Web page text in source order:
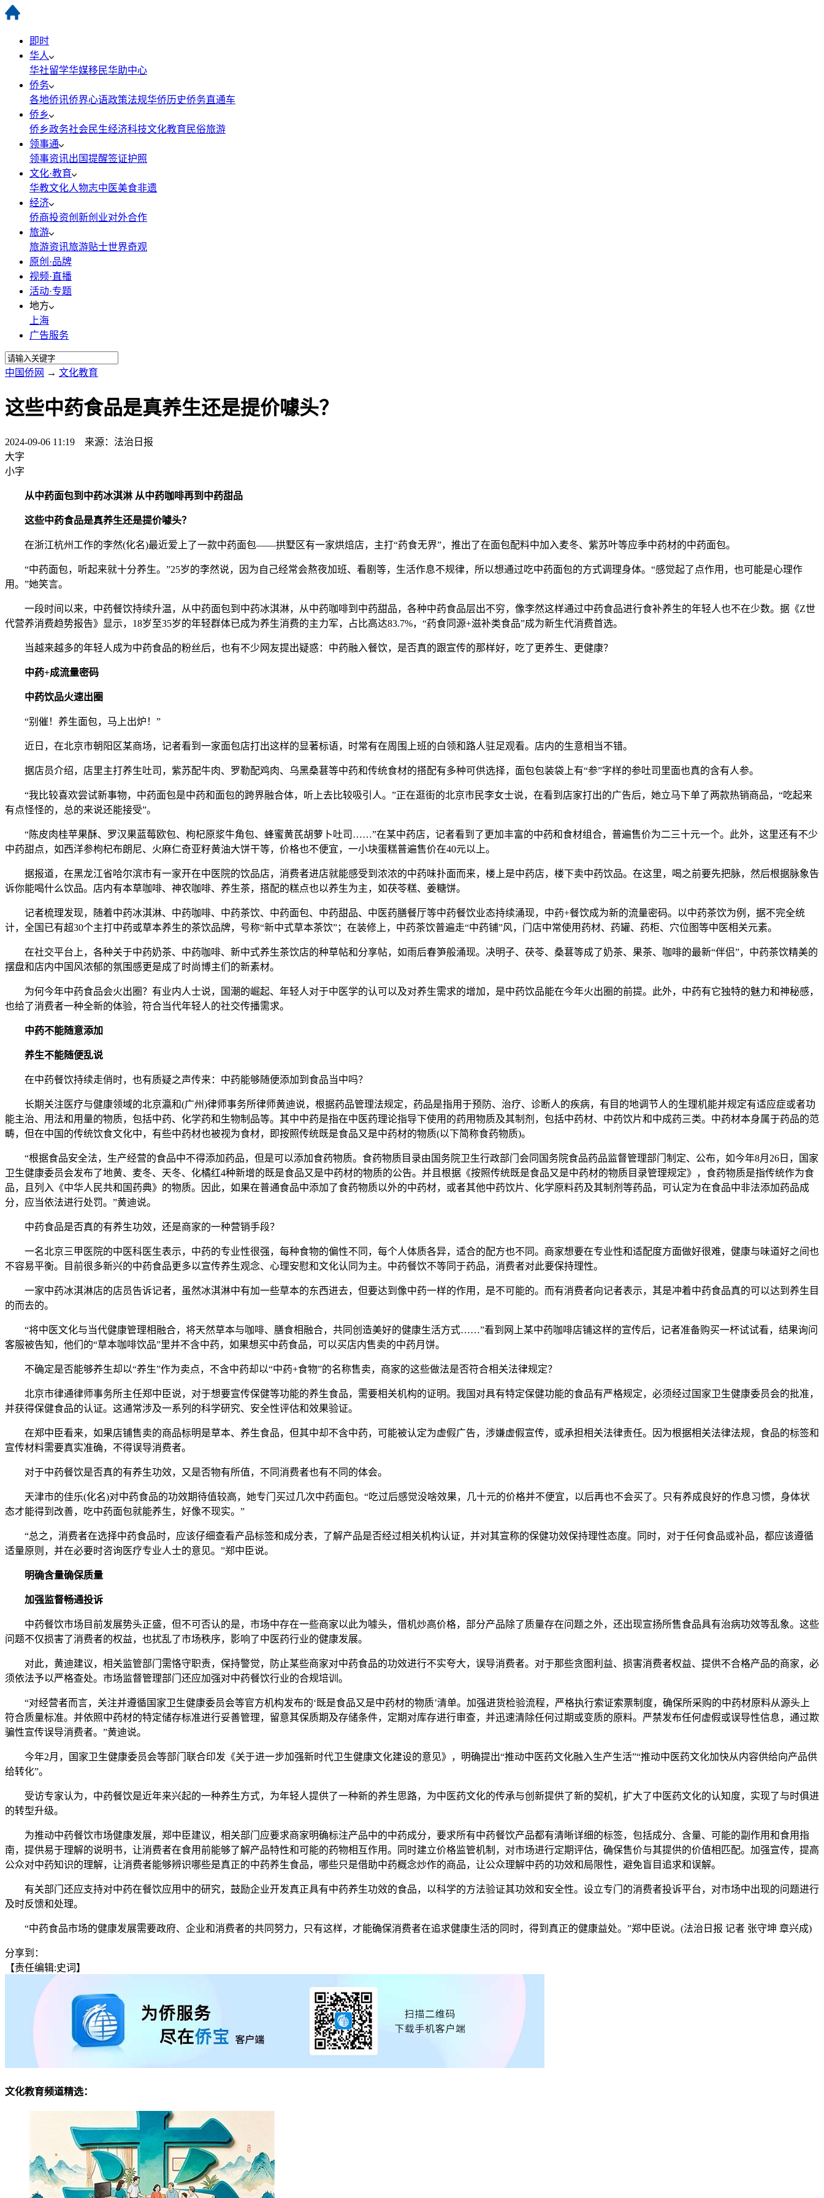
即时
华人
华社留学华媒移民华助中心
侨务
各地侨讯侨界心语政策法规华侨历史侨务直通车
侨乡
侨乡政务社会民生经济科技文化教育 民俗旅游
领事通
领事资讯出国提醒签证护照
文化·教育
华教文化人物志中医美食非遗
经济
侨商投资创新创业对外合作
旅游
旅游资讯旅游贴士世界奇观
原创·品牌
视频·直播
活动·专题
地方
上海
广告服务
中国侨网 → 文化教育
这些中药食品是真养生还是提价噱头？
2024-09-06 11:19 来源：法治日报
大字
小字
从中药面包到中药冰淇淋 从中药咖啡再到中药甜品
这些中药食品是真养生还是提价噱头？
在浙江杭州工作的李然(化名)最近爱上了一款中药面包——拱墅区有一家烘焙店，主打“药食无界”，推出了在面包配料中加入麦冬、紫苏叶等应季中药材的中药面包。
“中药面包，听起来就十分养生。”25岁的李然说，因为自己经常会熬夜加班、看剧等，生活作息不规律，所以想通过吃中药面包的方式调理身体。“感觉起了点作用，也可能是心理作
用。”她笑言。
一段时间以来，中药餐饮持续升温，从中药面包到中药冰淇淋，从中药咖啡到中药甜品，各种中药食品层出不穷，像李然这样通过中药食品进行食补养生的年轻人也不在少数。据《Z世
代营养消费趋势报告》显示，18岁至35岁的年轻群体已成为养生消费的主力军，占比高达83.7%，“药食同源+滋补类食品”成为新生代消费首选。
当越来越多的年轻人成为中药食品的粉丝后，也有不少网友提出疑惑：中药融入餐饮，是否真的跟宣传的那样好，吃了更养生、更健康？
中药+成流量密码
中药饮品火速出圈
“别催！养生面包，马上出炉！”
近日，在北京市朝阳区某商场，记者看到一家面包店打出这样的显著标语，时常有在周围上班的白领和路人驻足观看。店内的生意相当不错。
据店员介绍，店里主打养生吐司，紫苏配牛肉、罗勒配鸡肉、乌黑桑葚等中药和传统食材的搭配有多种可供选择，面包包装袋上有“参”字样的参吐司里面也真的含有人参。
“我比较喜欢尝试新事物，中药面包是中药和面包的跨界融合体，听上去比较吸引人。”正在逛街的北京市民李女士说，在看到店家打出的广告后，她立马下单了两款热销商品，“吃起来
有点怪怪的，总的来说还能接受”。
“陈皮肉桂苹果酥、罗汉果蓝莓欧包、枸杞原浆牛角包、蜂蜜黄芪胡萝卜吐司……”在某中药店，记者看到了更加丰富的中药和食材组合，普遍售价为二三十元一个。此外，这里还有不少
中药甜点，如西洋参枸杞布朗尼、火麻仁奇亚籽黄油大饼干等，价格也不便宜，一小块蛋糕普遍售价在40元以上。
据报道，在黑龙江省哈尔滨市有一家开在中医院的饮品店，消费者进店就能感受到浓浓的中药味扑面而来，楼上是中药店，楼下卖中药饮品。在这里，喝之前要先把脉，然后根据脉象告
诉你能喝什么饮品。店内有本草咖啡、神农咖啡、养生茶，搭配的糕点也以养生为主，如茯苓糕、姜糖饼。
记者梳理发现，随着中药冰淇淋、中药咖啡、中药茶饮、中药面包、中药甜品、中医药膳餐厅等中药餐饮业态持续涌现，中药+餐饮成为新的流量密码。以中药茶饮为例，据不完全统
计，全国已有超30个主打中药或草本养生的茶饮品牌，号称“新中式草本茶饮”；在装修上，中药茶饮普遍走“中药铺”风，门店中常使用药材、药罐、药柜、穴位图等中医相关元素。
在社交平台上，各种关于中药奶茶、中药咖啡、新中式养生茶饮店的种草帖和分享帖，如雨后春笋般涌现。决明子、茯苓、桑葚等成了奶茶、果茶、咖啡的最新“伴侣”，中药茶饮精美的
摆盘和店内中国风浓郁的氛围感更是成了时尚博主们的新素材。
为何今年中药食品会火出圈？有业内人士说，国潮的崛起、年轻人对于中医学的认可以及对养生需求的增加，是中药饮品能在今年火出圈的前提。此外，中药有它独特的魅力和神秘感，
也给了消费者一种全新的体验，符合当代年轻人的社交传播需求。
中药不能随意添加
养生不能随便乱说
在中药餐饮持续走俏时，也有质疑之声传来：中药能够随便添加到食品当中吗？
长期关注医疗与健康领域的北京瀛和(广州)律师事务所律师黄迪说，根据药品管理法规定，药品是指用于预防、治疗、诊断人的疾病，有目的地调节人的生理机能并规定有适应症或者功
能主治、用法和用量的物质，包括中药、化学药和生物制品等。其中中药是指在中医药理论指导下使用的药用物质及其制剂，包括中药材、中药饮片和中成药三类。中药材本身属于药品的范
畴，但在中国的传统饮食文化中，有些中药材也被视为食材，即按照传统既是食品又是中药材的物质(以下简称食药物质)。
“根据食品安全法，生产经营的食品中不得添加药品，但是可以添加食药物质。食药物质目录由国务院卫生行政部门会同国务院食品药品监督管理部门制定、公布，如今年8月26日，国家
卫生健康委员会发布了地黄、麦冬、天冬、化橘红4种新增的既是食品又是中药材的物质的公告。并且根据《按照传统既是食品又是中药材的物质目录管理规定》，食药物质是指传统作为食
品，且列入《中华人民共和国药典》的物质。因此，如果在普通食品中添加了食药物质以外的中药材，或者其他中药饮片、化学原料药及其制剂等药品，可认定为在食品中非法添加药品成
分，应当依法进行处罚。”黄迪说。
中药食品是否真的有养生功效，还是商家的一种营销手段？
一名北京三甲医院的中医科医生表示，中药的专业性很强，每种食物的偏性不同，每个人体质各异，适合的配方也不同。商家想要在专业性和适配度方面做好很难，健康与味道好之间也
不容易平衡。目前很多新兴的中药食品更多以宣传养生观念、心理安慰和文化认同为主。中药餐饮不等同于药品，消费者对此要保持理性。
一家中药冰淇淋店的店员告诉记者，虽然冰淇淋中有加一些草本的东西进去，但要达到像中药一样的作用，是不可能的。而有消费者向记者表示，其是冲着中药食品真的可以达到养生目
的而去的。
“将中医文化与当代健康管理相融合，将天然草本与咖啡、膳食相融合，共同创造美好的健康生活方式……”看到网上某中药咖啡店铺这样的宣传后，记者准备购买一杯试试看，结果询问
客服被告知，他们的“草本咖啡饮品”里并不含中药，如果想买中药食品，可以买店内售卖的中药月饼。
不确定是否能够养生却以“养生”作为卖点，不含中药却以“中药+食物”的名称售卖，商家的这些做法是否符合相关法律规定？
北京市律通律师事务所主任郑中臣说，对于想要宣传保健等功能的养生食品，需要相关机构的证明。我国对具有特定保健功能的食品有严格规定，必须经过国家卫生健康委员会的批准，
并获得保健食品的认证。这通常涉及一系列的科学研究、安全性评估和效果验证。
在郑中臣看来，如果店铺售卖的商品标明是草本、养生食品，但其中却不含中药，可能被认定为虚假广告，涉嫌虚假宣传，或承担相关法律责任。因为根据相关法律法规，食品的标签和
宣传材料需要真实准确，不得误导消费者。
对于中药餐饮是否真的有养生功效，又是否物有所值，不同消费者也有不同的体会。
天津市的佳乐(化名)对中药食品的功效期待值较高，她专门买过几次中药面包。“吃过后感觉没啥效果，几十元的价格并不便宜，以后再也不会买了。只有养成良好的作息习惯，身体状
态才能得到改善，吃中药面包就能养生，好像不现实。”
“总之，消费者在选择中药食品时，应该仔细查看产品标签和成分表，了解产品是否经过相关机构认证，并对其宣称的保健功效保持理性态度。同时，对于任何食品或补品，都应该遵循
适量原则，并在必要时咨询医疗专业人士的意见。”郑中臣说。
明确含量确保质量
加强监督畅通投诉
中药餐饮市场目前发展势头正盛，但不可否认的是，市场中存在一些商家以此为噱头，借机炒高价格，部分产品除了质量存在问题之外，还出现宣扬所售食品具有治病功效等乱象。这些
问题不仅损害了消费者的权益，也扰乱了市场秩序，影响了中医药行业的健康发展。
对此，黄迪建议，相关监管部门需恪守职责，保持警觉，防止某些商家对中药食品的功效进行不实夸大，误导消费者。对于那些贪图利益、损害消费者权益、提供不合格产品的商家，必
须依法予以严格查处。市场监督管理部门还应加强对中药餐饮行业的合规培训。
“对经营者而言，关注并遵循国家卫生健康委员会等官方机构发布的‘既是食品又是中药材的物质’清单。加强进货检验流程，严格执行索证索票制度，确保所采购的中药材原料从源头上
符合质量标准。并依照中药材的特定储存标准进行妥善管理，留意其保质期及存储条件，定期对库存进行审查，并迅速清除任何过期或变质的原料。严禁发布任何虚假或误导性信息，通过欺
骗性宣传误导消费者。”黄迪说。
今年2月，国家卫生健康委员会等部门联合印发《关于进一步加强新时代卫生健康文化建设的意见》，明确提出“推动中医药文化融入生产生活”“推动中医药文化加快从内容供给向产品供
给转化”。
受访专家认为，中药餐饮是近年来兴起的一种养生方式，为年轻人提供了一种新的养生思路，为中医药文化的传承与创新提供了新的契机，扩大了中医药文化的认知度，实现了与时俱进
的转型升级。
为推动中药餐饮市场健康发展，郑中臣建议，相关部门应要求商家明确标注产品中的中药成分，要求所有中药餐饮产品都有清晰详细的标签，包括成分、含量、可能的副作用和食用指
南，提供易于理解的说明书，让消费者在食用前能够了解产品特性和可能的药物相互作用。同时建立价格监管机制，对市场进行定期评估，确保售价与其提供的价值相匹配。加强宣传，提高
公众对中药知识的理解，让消费者能够辨识哪些是真正的中药养生食品，哪些只是借助中药概念炒作的商品，让公众理解中药的功效和局限性，避免盲目追求和误解。
有关部门还应支持对中药在餐饮应用中的研究，鼓励企业开发真正具有中药养生功效的食品，以科学的方法验证其功效和安全性。设立专门的消费者投诉平台，对市场中出现的问题进行
及时反馈和处理。
“中药食品市场的健康发展需要政府、企业和消费者的共同努力，只有这样，才能确保消费者在追求健康生活的同时，得到真正的健康益处。”郑中臣说。(法治日报 记者 张守坤 章兴成)
分享到：
【责任编辑:史词】
文化教育频道精选：